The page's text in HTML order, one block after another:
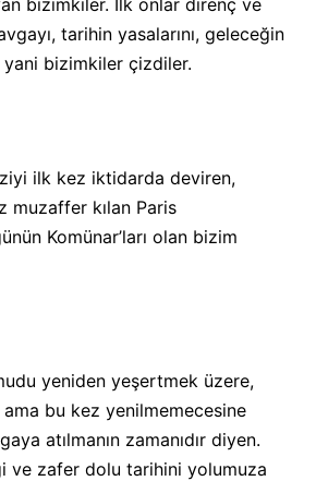
bizimkiler. İlk onlar direnç ve
tarihin yasalarını, geleceğin
bizimkiler çizdiler.
ilk kez iktidarda deviren,
muzaffer kılan Paris
Komünar’ları olan bizim
yeniden yeşertmek üzere,
bu kez yenilmemecesine
atılmanın zamanıdır diyen.
ve zafer dolu tarihini yolumuza